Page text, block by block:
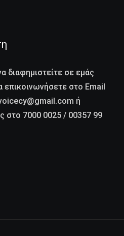
διαφημιστείτε σε εμάς
επικοινωνήσετε στο Email
ή
στο 7000 0025 / 00357 99